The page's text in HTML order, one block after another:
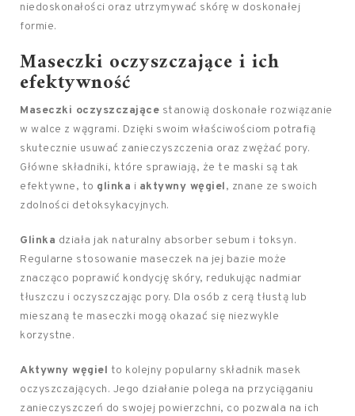
niedoskonałości oraz utrzymywać skórę w doskonałej
formie.
Maseczki oczyszczające i ich
efektywność
Maseczki oczyszczające stanowią doskonałe rozwiązanie
w walce z wągrami. Dzięki swoim właściwościom potrafią
skutecznie usuwać zanieczyszczenia oraz zwężać pory.
Główne składniki, które sprawiają, że te maski są tak
efektywne, to glinka i aktywny węgiel, znane ze swoich
zdolności detoksykacyjnych.
Glinka działa jak naturalny absorber sebum i toksyn.
Regularne stosowanie maseczek na jej bazie może
znacząco poprawić kondycję skóry, redukując nadmiar
tłuszczu i oczyszczając pory. Dla osób z cerą tłustą lub
mieszaną te maseczki mogą okazać się niezwykle
korzystne.
Aktywny węgiel to kolejny popularny składnik masek
oczyszczających. Jego działanie polega na przyciąganiu
zanieczyszczeń do swojej powierzchni, co pozwala na ich